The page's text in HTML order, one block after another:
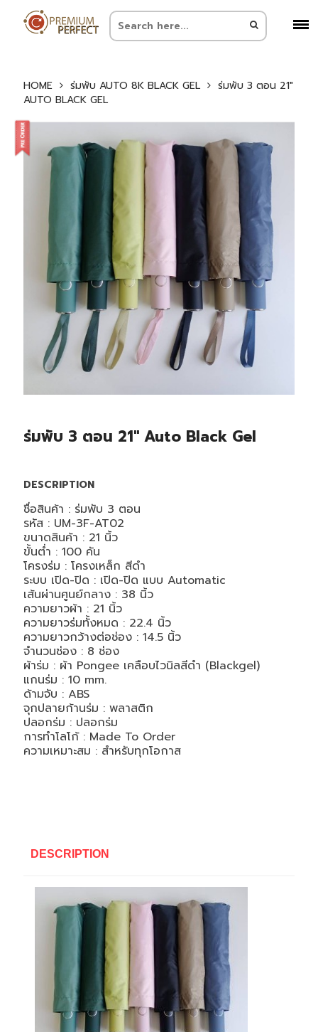
HOME ร่มพับ AUTO 8K BLACK GEL
ร่มพับ 3 ตอน 21″
AUTO BLACK GEL
ร่มพับ 3 ตอน 21″ Auto Black Gel
DESCRIPTION
ชื่อสินค้า : ร่มพับ 3 ตอน
รหัส : UM-3F-AT02
ขนาดสินค้า : 21 นิ้ว
ขั้นต่ำ : 100 คัน
โครงร่ม : โครงเหล็ก สีดำ
ระบบ เปิด-ปิด : เปิด-ปิด แบบ Automatic
เส้นผ่านศูนย์กลาง : 38 นิ้ว
ความยาวผ้า : 21 นิ้ว
ความยาวร่มทั้งหมด : 22.4 นิ้ว
ความยาวกว้างต่อช่อง : 14.5 นิ้ว
จำนวนช่อง : 8 ช่อง
ผ้าร่ม : ผ้า Pongee เคลือบไวนิลสีดำ (Blackgel)
แกนร่ม : 10 mm.
ด้ามจับ : ABS
จุกปลายก้านร่ม : พลาสติก
ปลอกร่ม : ปลอกร่ม
การทำโลโก้ : Made To Order
ความเหมาะสม : สำหรับทุกโอกาส
DESCRIPTION